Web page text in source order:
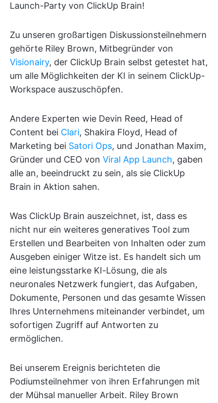
Launch-Party von ClickUp Brain!
Zu unseren großartigen Diskussionsteilnehmern
gehörte Riley Brown, Mitbegründer von
Visionairy, der ClickUp Brain selbst getestet hat,
um alle Möglichkeiten der KI in seinem ClickUp-
Workspace auszuschöpfen.
Andere Experten wie Devin Reed, Head of
Content bei Clari, Shakira Floyd, Head of
Marketing bei Satori Ops, und Jonathan Maxim,
Gründer und CEO von Viral App Launch, gaben
alle an, beeindruckt zu sein, als sie ClickUp
Brain in Aktion sahen.
Was ClickUp Brain auszeichnet, ist, dass es
nicht nur ein weiteres generatives Tool zum
Erstellen und Bearbeiten von Inhalten oder zum
Ausgeben einiger Witze ist. Es handelt sich um
eine leistungsstarke KI-Lösung, die als
neuronales Netzwerk fungiert, das Aufgaben,
Dokumente, Personen und das gesamte Wissen
Ihres Unternehmens miteinander verbindet, um
sofortigen Zugriff auf Antworten zu
ermöglichen.
Bei unserem Ereignis berichteten die
Podiumsteilnehmer von ihren Erfahrungen mit
der Mühsal manueller Arbeit. Riley Brown